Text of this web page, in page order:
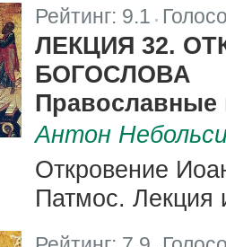
Рейтинг: 9.1
ЛЕКЦИЯ 32.
БОГОСЛОВА
Православные
Антон
Откровение
Патмос. Лекция